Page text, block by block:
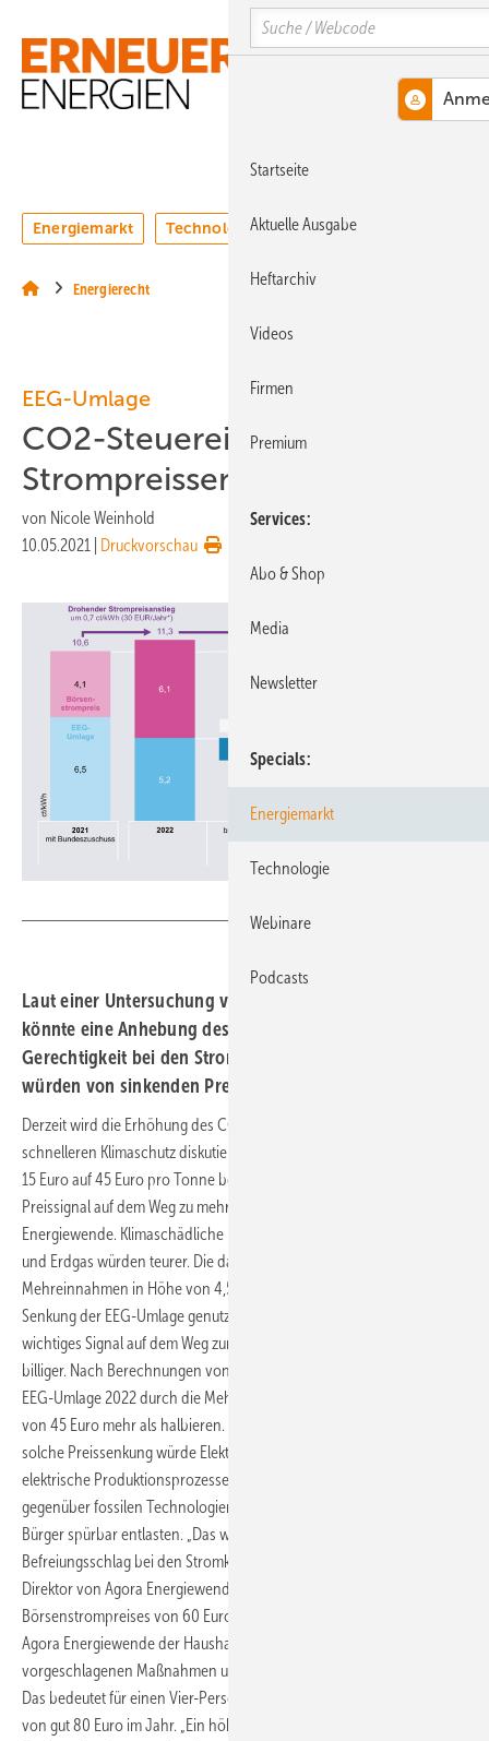
Hauptinhalt
Hauptmenü
SiteSearch
MENÜ
Energiemarkt Technologie Webinare
Energierecht
EEG-Umlage
CO2-Steuereinnahmen für
Strompreissenkung nutzen
von Nicole Weinhold
10.05.2021
Druckvorschau
Laut einer Untersuchung von Agora Energiewende
könnte eine Anhebung des CO2-Preises für mehr
Gerechtigkeit bei den Strompreisen sorgen. Bürger
würden von sinkenden Preisen profitieren.
Derzeit wird die Erhöhung des CO2-Preises als Maßnahme für einen
schnelleren Klimaschutz diskutiert. Die Erhöhung des CO₂-Preises um
15 Euro auf 45 Euro pro Tonne bereits 2022 wäre ein wichtiges
Preissignal auf dem Weg zu mehr Klimaschutz, sagte Agora
Energiewende. Klimaschädliche Brennstoffe wie Diesel, Benzin, Heizöl
und Erdgas würden teurer. Die dadurch entstehenden
Mehreinnahmen in Höhe von 4,5 Milliarden Euro könnten zur
Senkung der EEG-Umlage genutzt werden. Dann käme ein weiteres
wichtiges Signal auf dem Weg zur Klimaneutralität hinzu: Strom wird
billiger. Nach Berechnungen von Agora Energiewende lässt sich die
EEG-Umlage 2022 durch die Mehreinnahmen aus einem CO₂-Preis
von 45 Euro mehr als halbieren. Auf 2,5 Cent je Kilowattstunde. Eine
solche Preissenkung würde Elektromobilität, Wärmepumpen und
elektrische Produktionsprozesse wettbewerbsfähig machen
gegenüber fossilen Technologien. Und zugleich die Bürgerinnen und
Bürger spürbar entlasten. „Das wäre der langersehnte
Befreiungsschlag bei den Stromkosten“, sagt Patrick Graichen,
Direktor von Agora Energiewende. Unter Annahme eines
Börsenstrompreises von 60 Euro pro Megawattstunde kann laut
Agora Energiewende der Haushaltsstrompreis durch die
vorgeschlagenen Maßnahmen um 2,4 Cent je Kilowattstunde sinken.
Das bedeutet für einen Vier-Personen-Haushalt Einsparungen in Höhe
von gut 80 Euro im Jahr. „Ein höherer CO₂-Preis bei gleichzeitiger
Search
Startseite
Aktuelle Ausgabe
Heftarchiv
Videos
Firmen
Premium
Services
Abo & Shop
Media
Newsletter
Specials
Energiemarkt
Technologie
Webinare
Podcasts